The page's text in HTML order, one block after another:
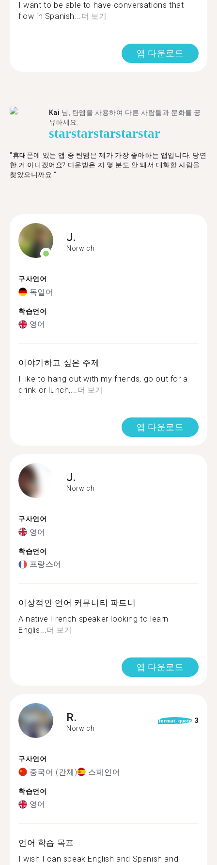
I want to be able to have conversations that
flow in Spanish...더 보기
앱 다운로드
Kai 님, 탄뎀을 사용하여 다른 사람들과 문화를 공
유하세요.
starstarstarstarstar
"휴대폰에 있는 앱 중 탄뎀은 제가 가장 좋아하는 앱입니다. 당연
한 거 아니겠어요? 다운받은 지 몇 분도 안 돼서 대화할 사람을
찾았으니까요!"
J.
Norwich
구사언어
독일어
학습언어
영어
이야기하고 싶은 주제
I like to hang out with my friends, go out for a
drink or lunch,...더 보기
앱 다운로드
J.
Norwich
구사언어
영어
학습언어
프랑스어
이상적인 언어 커뮤니티 파트너
A native French speaker looking to learn
Englis...더 보기
앱 다운로드
R.
Norwich
format_quote 3
구사언어
중국어 (간체) 스페인어
학습언어
영어
언어 학습 목표
I wish I can speak English and Spanish and